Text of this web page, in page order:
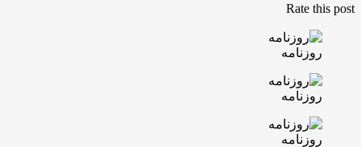
Rate this post
روزنامه
روزنامه
روزنامه